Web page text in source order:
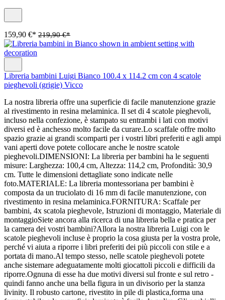
159,90 €* 219,90 €*
Libreria bambini Luigi Bianco 100.4 x 114.2 cm con 4 scatole
pieghevoli (grigie) Vicco
La nostra libreria offre una superficie di facile manutenzione grazie
al rivestimento in resina melaminica. Il set di 4 scatole pieghevoli,
incluso nella confezione, è stampato su entrambi i lati con motivi
diversi ed è anchesso molto facile da curare.Lo scaffale offre molto
spazio grazie ai grandi scomparti per i vostri libri preferiti e agli ampi
vani aperti dove potete collocare anche le nostre scatole
pieghevoli.DIMENSIONI: La libreria per bambini ha le seguenti
misure: Larghezza: 100,4 cm, Altezza: 114,2 cm, Profondità: 30,9
cm. Tutte le dimensioni dettagliate sono indicate nelle
foto.MATERIALE: La libreria montessoriana per bambini è
composta da un truciolato di 16 mm di facile manutenzione, con
rivestimento in resina melaminica.FORNITURA: Scaffale per
bambini, 4x scatola pieghevole, Istruzioni di montaggio, Materiale di
montaggioSiete ancora alla ricerca di una libreria bella e pratica per
la camera dei vostri bambini?Allora la nostra libreria Luigi con le
scatole pieghevoli incluse è proprio la cosa giusta per la vostra prole,
perché vi aiuta a riporre i libri preferiti dei più piccoli con stile e a
portata di mano.Al tempo stesso, nelle scatole pieghevoli potete
anche sistemare adeguatamente molti giocattoli piccoli e difficili da
riporre.Ognuna di esse ha due motivi diversi sul fronte e sul retro -
quindi fanno anche una bella figura in un divisorio per la stanza
livinity. Il robusto cartone, rivestito in pile di plastica,forma una